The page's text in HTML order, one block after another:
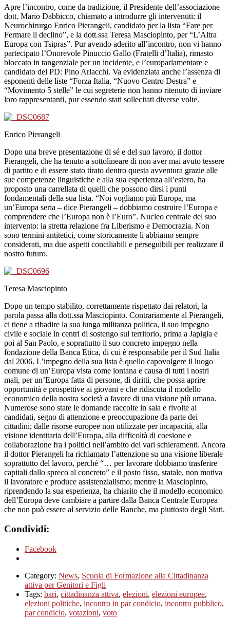
Apre l’incontro, come da tradizione, il Presidente dell’associazione
dott. Mario Dabbicco, chiamato a introdurre gli intervenuti: il
Neurochirurgo Enrico Pierangeli, candidato per la lista “Fare per
Fermare il declino”, e la dott.ssa Teresa Masciopinto, per “L’Altra
Europa con Tsipras”. Pur avendo aderito all’incontro, non vi hanno
partecipato l’Onorevole Pinuccio Gallo (Fratelli d’Italia), rimasto
bloccato in tangenziale per un incidente, e l’europarlamentare e
candidato del PD: Pino Arlacchi. Va evidenziata anche l’assenza di
esponenti delle liste “Forza Italia, “Nuovo Centro Destra” e
“Movimento 5 stelle” le cui segreterie non hanno ritenuto di inviare
loro rappresentanti, pur essendo stati sollecitati diverse volte.
Enrico Pierangeli
Dopo una breve presentazione di sé e del suo lavoro, il dottor
Pierangeli, che ha tenuto a sottolineare di non aver mai avuto tessere
di partito e di essere stato tirato dentro questa avventura grazie alle
sue competenze linguistiche e alla sua esperienza all’estero, ha
proposto una carrellata di quelli che possono dirsi i punti
fondamentali della sua lista. “Noi vogliamo più Europa, ma
un’Europa seria – dice Pierangeli – dobbiamo costruire l’Europa e
comprendere che l’Europa non è l’Euro”. Nucleo centrale del suo
intervento: la stretta relazione fra Liberismo e Democrazia. Non
sono termini antitetici, come storicamente li abbiamo sempre
considerati, ma due aspetti conciliabili e perseguibili per realizzare il
nostro futuro.
Teresa Masciopinto
Dopo un tempo stabilito, correttamente rispettato dai relatori, la
parola passa alla dott.ssa Masciopinto. Contrariamente al Pierangeli,
ci tiene a ribadire la sua lunga militanza politica, il suo impegno
civile e sociale in centri di sostengo sul territorio, prima a Japigia e
poi al San Paolo, e soprattutto il suo concreto impegno nella
fondazione della Banca Etica, di cui è responsabile per il Sud Italia
dal 2006. L’impegno della sua lista è quello capovolgere il luogo
comune di un’Europa vista come lontana e causa di tutti i nostri
mali, per un’Europa fatta di persone, di diritti, che possa aprire
opportunità e prospettive ai giovani e che ridiscuta il modello
economico della nostra società a favore di una visione più umana.
Numerose sono state le domande raccolte in sala e rivolte ai
candidati, segno di attenzione e preoccupazione da parte dei
cittadini; dalle risorse europee non utilizzate per incapacità, alla
visione identitaria dell’Europa, alla difficoltà di coesione e
collaborazione fra i politici nell’ambito dei vari schieramenti. Ancora
il dottor Pierangeli ha richiamato l’attenzione su una visione liberale
soprattutto del lavoro, perché “… per lavorare dobbiamo trasferire
capitali dallo spreco al concreto” e il posto fisso, statale, non motiva
il lavoratore e produce assistenzialismo; mentre la Masciopinto,
riprendendo la sua esperienza, ha chiarito che il modello economico
dell’Europa deve cambiare a partire dalla Banca Centrale Europea
che non può essere al servizio delle Banche, ma piuttosto degli Stati.
Condividi:
Facebook
Category: News, Scuola di Formazione alla Cittadinanza
attiva per Genitori e Figli
Tags: bari, cittadinanza attiva, elezioni, elezioni europee,
elezioni politiche, incontro in par condicio, incontro pubblico,
par condicio, votazioni, voto